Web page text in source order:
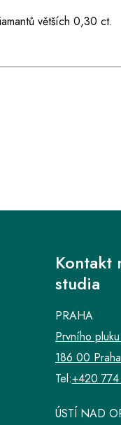
větších 0,30 ct.
Kontakt
studia
PRAHA
Prvního
186 00
Tel:+420
ÚSTÍ NAD